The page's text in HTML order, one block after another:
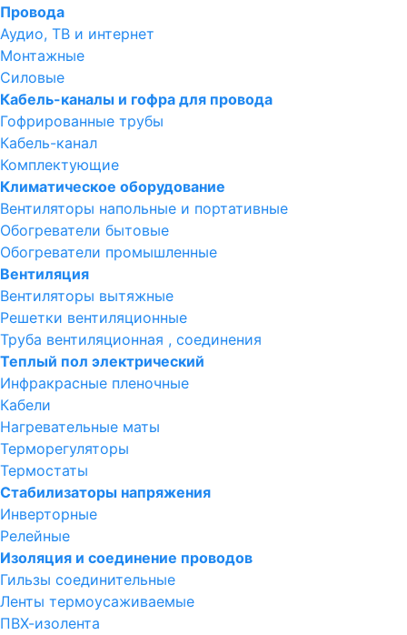
Провода
Аудио, ТВ и интернет
Монтажные
Силовые
Кабель-каналы и гофра для провода
Гофрированные трубы
Кабель-канал
Комплектующие
Климатическое оборудование
Вентиляторы напольные и портативные
Обогреватели бытовые
Обогреватели промышленные
Вентиляция
Вентиляторы вытяжные
Решетки вентиляционные
Труба вентиляционная , соединения
Теплый пол электрический
Инфракрасные пленочные
Кабели
Нагревательные маты
Терморегуляторы
Термостаты
Стабилизаторы напряжения
Инверторные
Релейные
Изоляция и соединение проводов
Гильзы соединительные
Ленты термоусаживаемые
ПВХ-изолента